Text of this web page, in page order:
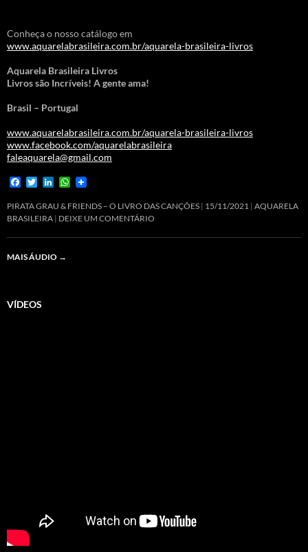
Conheça o nosso catálogo em
www.aquarelabrasileira.com.br/aquarela-brasileira-livros
Aquarela Brasileira Livros
Livros são Incríveis! A gente ama!
Brasil – Portugal
www.aquarelabrasileira.com.br/aquarela-brasileira-livros
www.facebook.com/aquarelabrasileira
faleaquarela@gmail.com
F
c
e
o
k
i
t
e
n
k
e
d
n
W
a
t
A
PIRATA GRAU & FRIENDS – O LIVRO DAS CANÇÕES 15/11/2021 AQUARELA
BRASILEIRA DEIXE UM COMENTÁRIO
MAIS ÁUDIO →
VÍDEOS